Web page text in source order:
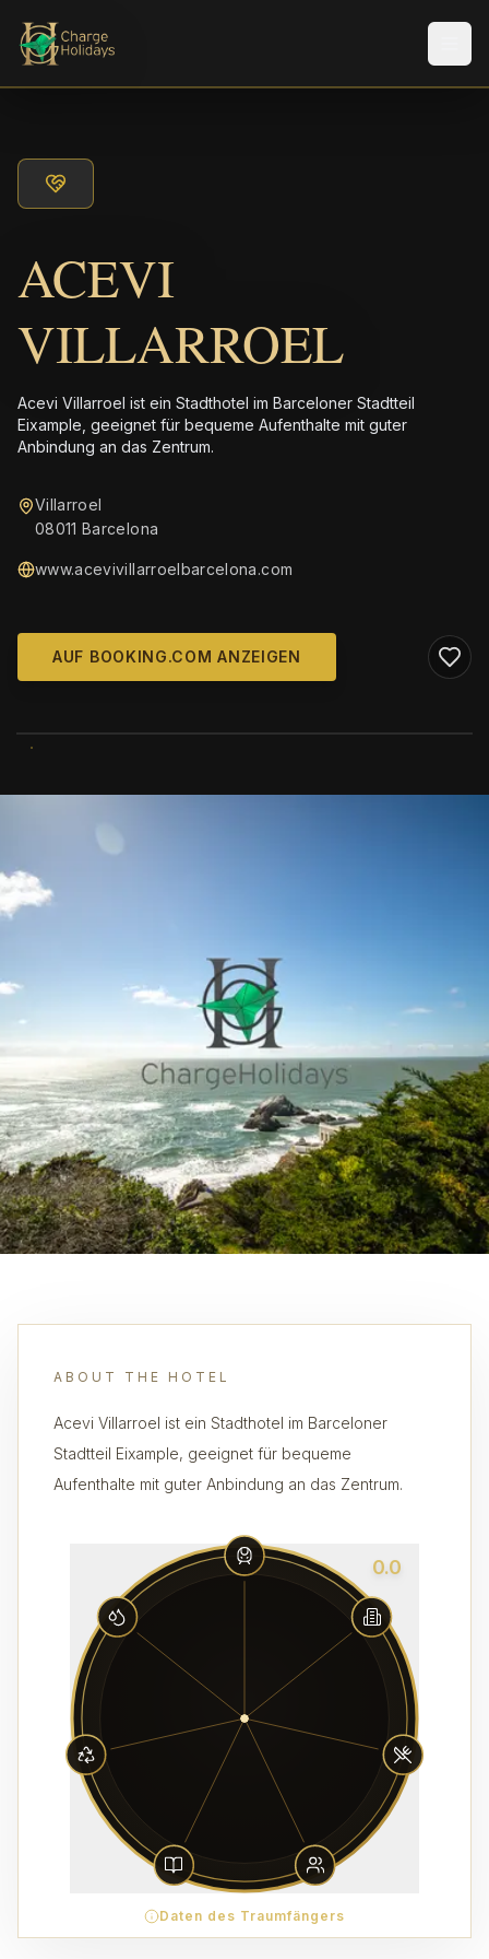
ACEVI
VILLARROEL
Acevi Villarroel ist ein Stadthotel im Barceloner Stadtteil
Eixample, geeignet für bequeme Aufenthalte mit guter
Anbindung an das Zentrum.
Villarroel
08011 Barcelona
www.acevivillarroelbarcelona.com
AUF BOOKING.COM ANZEIGEN
ABOUT THE HOTEL
Acevi Villarroel ist ein Stadthotel im Barceloner
Stadtteil Eixample, geeignet für bequeme
Aufenthalte mit guter Anbindung an das Zentrum.
0.0
Daten des Traumfängers